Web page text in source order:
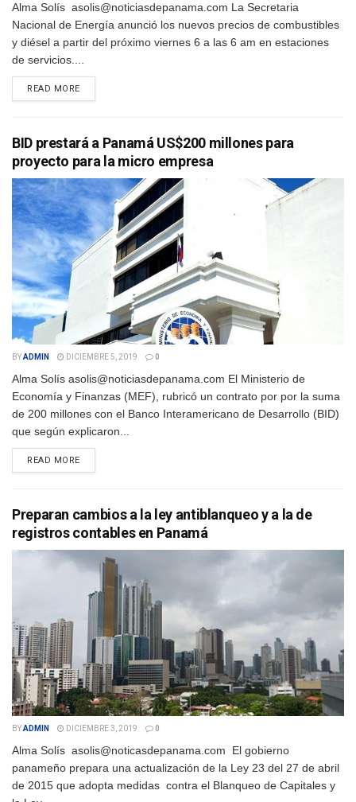
Alma Solís asolis@noticiasdepanama.com La Secretaria
Nacional de Energía anunció los nuevos precios de combustibles
y diésel a partir del próximo viernes 6 a las 6 am en estaciones
de servicios....
READ MOREDETAILS
BID prestará a Panamá US$200 millones para
proyecto para la micro empresa
BYADMIN DICIEMBRE 5, 2019 0
Alma Solís asolis@noticiasdepanama.com El Ministerio de
Economía y Finanzas (MEF), rubricó un contrato por por la suma
de 200 millones con el Banco Interamericano de Desarrollo (BID)
que según explicaron...
READ MOREDETAILS
Preparan cambios a la ley antiblanqueo y a la de
registros contables en Panamá
BYADMIN DICIEMBRE 3, 2019 0
Alma Solís asolis@noticasdepanama.com El gobierno
panameño prepara una actualización de la Ley 23 del 27 de abril
de 2015 que adopta medidas contra el Blanqueo de Capitales y